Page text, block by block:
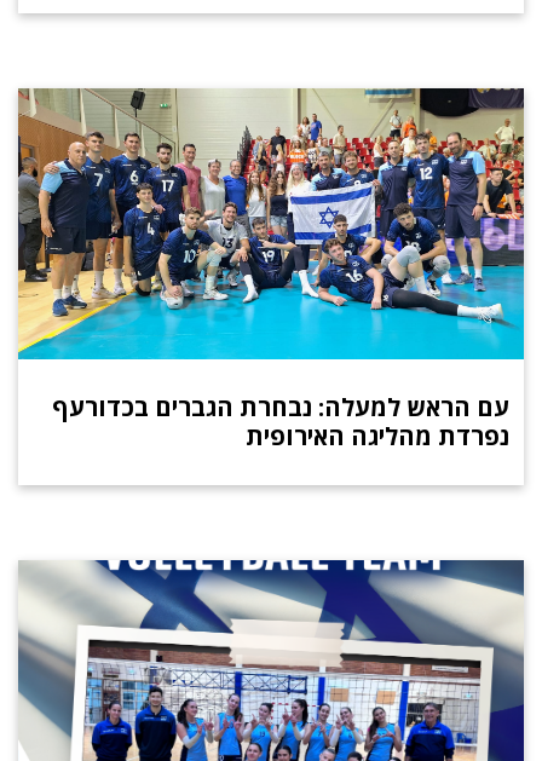
עם הראש למעלה: נבחרת הגברים בכדורעף
נפרדת מהליגה האירופית